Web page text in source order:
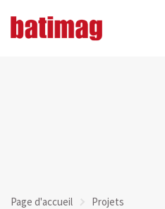
Page d'accueil
Projets